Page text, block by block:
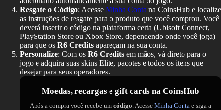
Resgate o Código: Acesse Minha Conta na CoinsHub e localize
as instruções de resgate para o produto que você comprou. Você
deverá inserir o código na plataforma certa (Ubisoft Connect,
PlayStation Store ou Xbox Store, dependendo onde você joga)
para que os R6 Credits apareçam na sua conta.
Personalize: Com os R6 Credits em mãos, vá direto para o
jogo e adquira suas skins Elite, pacotes e todos os itens que
desejar para seus operadores.
Moedas, recargas e gift cards na CoinsHub
Após a compra você recebe um código. Acesse Minha Conta e siga a